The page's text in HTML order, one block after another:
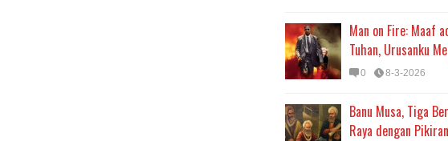
Man on Fire: Maaf
Tuhan, Urusanku
0 8-3-2026
Banu Musa, Tiga
Raya dengan